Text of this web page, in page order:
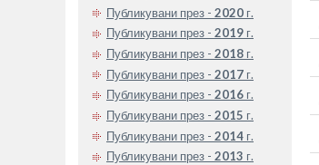
Публикувани през - 2020 г.
Публикувани през - 2019 г.
Публикувани през - 2018 г.
Публикувани през - 2017 г.
Публикувани през - 2016 г.
Публикувани през - 2015 г.
Публикувани през - 2014 г.
Публикувани през - 2013 г.